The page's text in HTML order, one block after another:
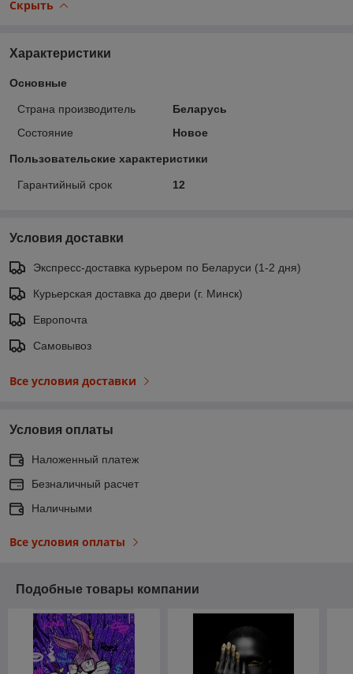
Скрыть
Характеристики
Основные
Страна производитель
Беларусь
Состояние
Новое
Пользовательские характеристики
Гарантийный срок 12
Условия доставки
Экспресс-доставка курьером по Беларуси (1-2 дня)
Курьерская доставка до двери (г. Минск)
Европочта
Самовывоз
Все условия доставки
Условия оплаты
Наложенный платеж
Безналичный расчет
Наличными
Все условия оплаты
Подобные товары компании